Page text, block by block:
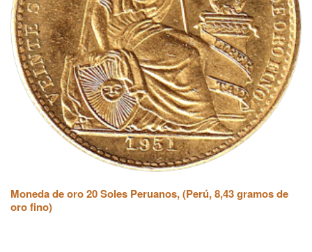
Moneda de oro 20 Soles Peruanos, (Perú, 8,43 gramos de
oro fino)